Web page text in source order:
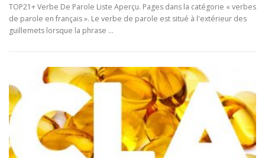
TOP21+ Verbe De Parole Liste Aperçu. Pages dans la catégorie « verbes
de parole en français ». Le verbe de parole est situé à l'extérieur des
guillemets lorsque la phrase …